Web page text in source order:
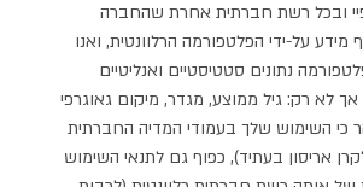
ובכל רשת חברתית אחרת שהחברה
על-ידי הפלטפורמה הרלוונטית, ואנו
נתונים סטטיסטיים ואנליטיים
לא רק: גיל ממוצע, מגדר, מיקום גאוגרפי
כי השימוש שלך בעמודי המדיה החברתית
אריסון בעתיד), כפוף גם לתנאי השימוש